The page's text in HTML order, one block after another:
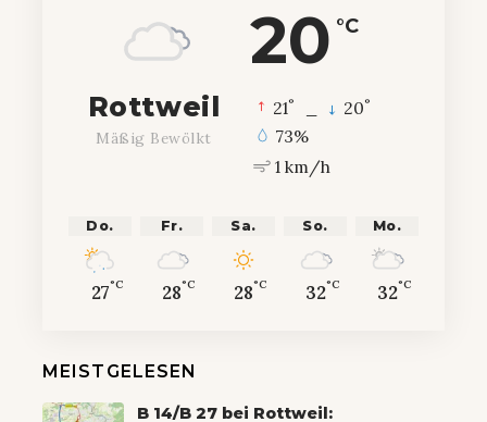
20 °C
Rottweil
Mäßig Bewölkt
21° 20°
73%
1 km/h
Do.
27°C
Fr.
28°C
Sa.
28°C
So.
32°C
Mo.
32°C
MEISTGELESEN
B 14/B 27 bei Rottweil: